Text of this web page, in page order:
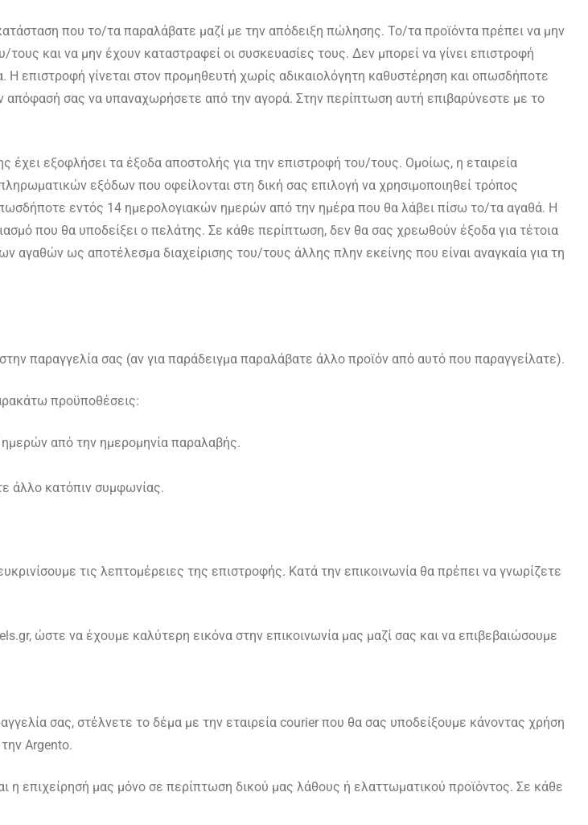
που το/τα παραλάβατε μαζί με την απόδειξη πώλησης. Το/τα προϊόντα πρέπει να μην
και να μην έχουν καταστραφεί οι συσκευασίες τους. Δεν μπορεί να γίνει επιστροφή
επιστροφή γίνεται στον προμηθευτή χωρίς αδικαιολόγητη καθυστέρηση και οπωσδήποτε
σας να υπαναχωρήσετε από την αγορά. Στην περίπτωση αυτή επιβαρύνεστε με το
εξοφλήσει τα έξοδα αποστολής για την επιστροφή του/τους. Ομοίως, η εταιρεία
εξόδων που οφείλονται στη δική σας επιλογή να χρησιμοποιηθεί τρόπος
εντός 14 ημερολογιακών ημερών από την ημέρα που θα λάβει πίσω το/τα αγαθά. Η
που θα υποδείξει ο πελάτης. Σε κάθε περίπτωση, δεν θα σας χρεωθούν έξοδα για τέτοια
ως αποτέλεσμα διαχείρισης του/τους άλλης πλην εκείνης που είναι αναγκαία για τη
παραγγελία σας (αν για παράδειγμα παραλάβατε άλλο προϊόν από αυτό που παραγγείλατε).
προϋποθέσεις:
από την ημερομηνία παραλαβής.
άλλο κατόπιν συμφωνίας.
τις λεπτομέρειες της επιστροφής. Κατά την επικοινωνία θα πρέπει να γνωρίζετε
ώστε να έχουμε καλύτερη εικόνα στην επικοινωνία μας μαζί σας και να επιβεβαιώσουμε
σας, στέλνετε το δέμα με την εταιρεία courier που θα σας υποδείξουμε κάνοντας χρήση
Argento.
επιχείρησή μας μόνο σε περίπτωση δικού μας λάθους ή ελαττωματικού προϊόντος. Σε κάθε